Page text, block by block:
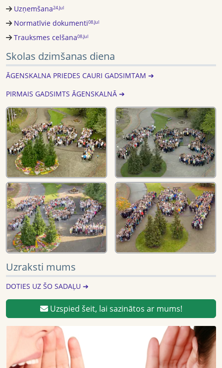
Uzņemšana24.Jul
Normatīvie dokumenti08.Jul
Trauksmes celšana08.Jul
Skolas dzimšanas diena
ĀGENSKALNA PRIEDES CAURI GADSIMTAM ➔
PIRMAIS GADSIMTS ĀGENSKALNĀ ➔
Uzraksti mums
DOTIES UZ ŠO SADAĻU ➔
Uzspied šeit, lai sazinātos ar mums!